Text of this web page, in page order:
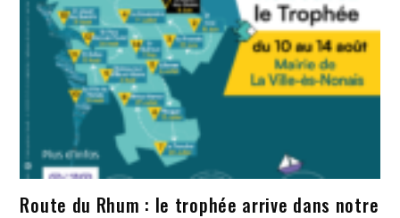
Route du Rhum : le trophée arrive dans notre